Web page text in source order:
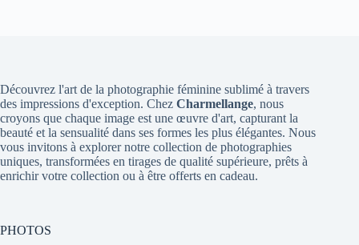
Découvrez l'art de la photographie féminine sublimé à travers
des impressions d'exception. Chez Charmellange, nous
croyons que chaque image est une œuvre d'art, capturant la
beauté et la sensualité dans ses formes les plus élégantes. Nous
vous invitons à explorer notre collection de photographies
uniques, transformées en tirages de qualité supérieure, prêts à
enrichir votre collection ou à être offerts en cadeau.
PHOTOS